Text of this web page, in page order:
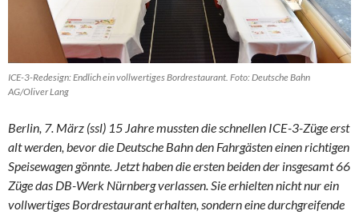
ICE-3-Redesign: Endlich ein vollwertiges Bordrestaurant. Foto: Deutsche Bahn
AG/Oliver Lang
Berlin, 7. März (ssl) 15 Jahre mussten die schnellen ICE-3-Züge erst
alt werden, bevor die Deutsche Bahn den Fahrgästen einen richtigen
Speisewagen gönnte. Jetzt haben die ersten beiden der insgesamt 66
Züge das DB-Werk Nürnberg verlassen. Sie erhielten nicht nur ein
vollwertiges Bordrestaurant erhalten, sondern eine durchgreifende